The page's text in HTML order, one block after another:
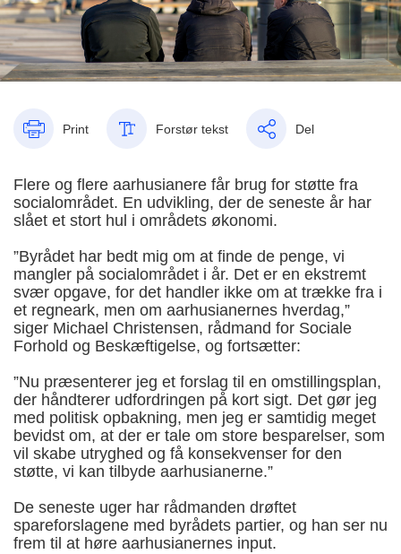
Print Forstør tekst Del
Flere og flere aarhusianere får brug for støtte fra
socialområdet. En udvikling, der de seneste år har
slået et stort hul i områdets økonomi.
”Byrådet har bedt mig om at finde de penge, vi
mangler på socialområdet i år. Det er en ekstremt
svær opgave, for det handler ikke om at trække fra i
et regneark, men om aarhusianernes hverdag,”
siger Michael Christensen, rådmand for Sociale
Forhold og Beskæftigelse, og fortsætter:
”Nu præsenterer jeg et forslag til en omstillingsplan,
der håndterer udfordringen på kort sigt. Det gør jeg
med politisk opbakning, men jeg er samtidig meget
bevidst om, at der er tale om store besparelser, som
vil skabe utryghed og få konsekvenser for den
støtte, vi kan tilbyde aarhusianerne.”
De seneste uger har rådmanden drøftet
spareforslagene med byrådets partier, og han ser nu
frem til at høre aarhusianernes input.